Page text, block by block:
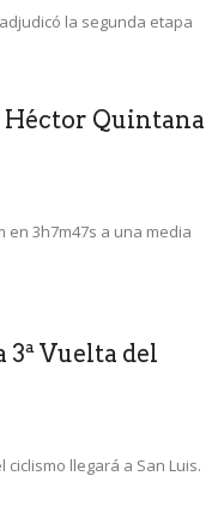
la segunda etapa
Héctor Quintana
en 3h7m47s a una media
Vuelta del
ciclismo llegará a San Luis.